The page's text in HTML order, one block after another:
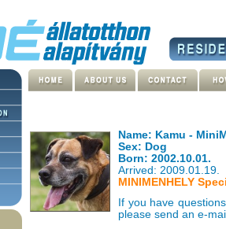
Name: Kamu -
Sex: Dog
Born: 2002.10.01.
Arrived: 2009.01.19.
MINIMENHELY
If you have
please send an e-